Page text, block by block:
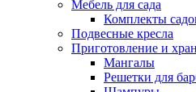
Мебель для сада
Комплекты
Подвесные кресла
Приготовление и
Мангалы
Решетки для